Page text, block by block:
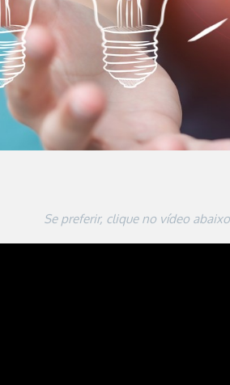
Se preferir, clique no vídeo